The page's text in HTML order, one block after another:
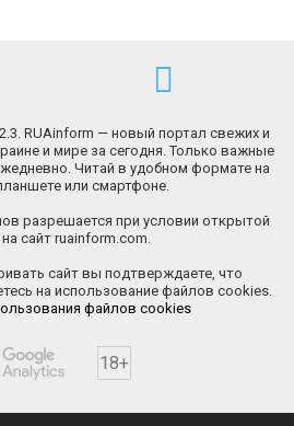
RUAinform — новый портал свежих и
и мире за сегодня. Только важные
Читай в удобном формате на
или смартфоне.
разрешается при условии открытой
сайт ruainform.com.
сайт вы подтверждаете, что
на использование файлов cookies.
файлов cookies
18+